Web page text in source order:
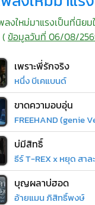
ลงใหม่มาแรงเป็นที่นิย
ข้อมูลวันที่ 06/08/
เพราะพี่รักจริง
หนึ่ง บีเคแบนด์
ขาดความอบอุ่น
บ่มีสิทธิ์
ธีร์ T-REX x หยุด สาล
บุญผลาบ่ฮอด
อ้ายแมน ภิสิทธิ์พงษ์